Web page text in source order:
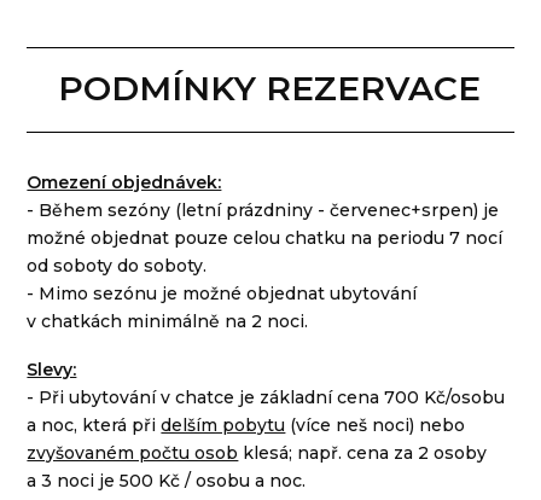
PODMÍNKY REZERVACE
Omezení objednávek:
- Během sezóny (letní prázdniny - červenec+srpen) je
možné objednat pouze celou chatku na periodu 7 nocí
od soboty do soboty.
- Mimo sezónu je možné objednat ubytování
v chatkách minimálně na 2 noci.
Slevy:
- Při ubytování v chatce je základní cena 700 Kč/osobu
a noc, která přidelším pobytu (více neš noci) nebo
zvyšovaném počtu osob klesá; např. cena za 2 osoby
a 3 noci je 500 Kč / osobu a noc.